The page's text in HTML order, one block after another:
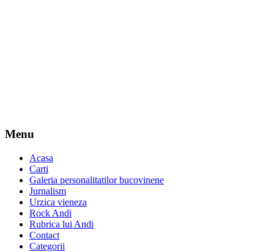
Menu
Acasa
Carti
Galeria personalitatilor bucovinene
Jurnalism
Urzica vieneza
Rock Andi
Rubrica lui Andi
Contact
Categorii